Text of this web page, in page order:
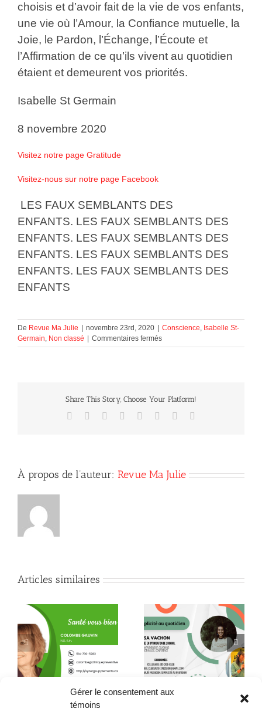
Gérer le consentement aux
témoins
choisis et d’avoir fait de la vie de vos enfants,
une vie où l’Amour, la Confiance mutuelle, la
Joie, le Pardon, l’Échange, l’Écoute et
l’Affirmation de ce qu’ils vivent au quotidien
étaient et demeurent vos priorités.
Isabelle St Germain
8 novembre 2020
Visitez notre page Gratitude
Visitez-nous sur notre page Facebook
LES FAUX SEMBLANTS DES
ENFANTS. LES FAUX SEMBLANTS DES
ENFANTS. LES FAUX SEMBLANTS DES
ENFANTS. LES FAUX SEMBLANTS DES
ENFANTS. LES FAUX SEMBLANTS DES
ENFANTS
De Revue Ma Julie novembre 23rd, 2020 Conscience, Isabelle St-
Germain, Non classé Commentaires ferméssur
LES
Share This Story, Choose Your Platform!
Facebook Reddit LinkedIn
TumblrPinterest
À propos de l’auteur: Revue Ma Julie
Articles similaires
Quand la conscience
fait son chemin jusque
dans l’assiette !
Quelques citations de
Neale Donald Walsch